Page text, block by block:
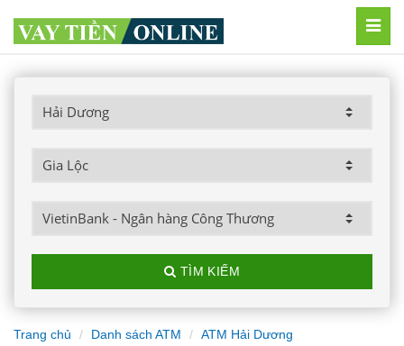
TÌM KIẾM
Trang chủ Danh sách ATM ATM Hải Dương